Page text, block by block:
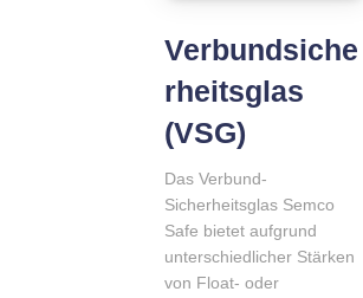
Verbundsiche
rheitsglas
(VSG)
Das Verbund-
Sicherheitsglas Semco
Safe bietet aufgrund
unterschiedlicher Stärken
von Float- oder